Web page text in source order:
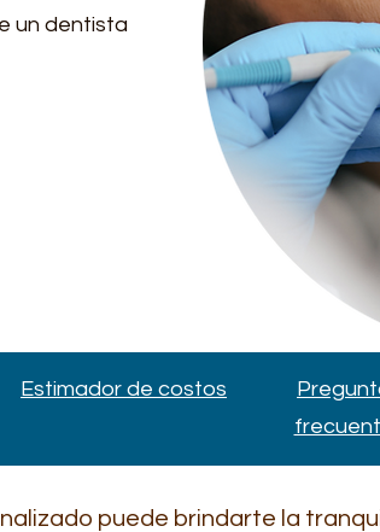
un dentista
Estimador de costos
puede brindarte la